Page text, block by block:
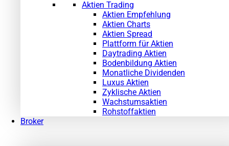
Aktien Trading
Aktien Empfehlung
Aktien Charts
Aktien Spread
Plattform für Aktien
Daytrading Aktien
Bodenbildung Aktien
Monatliche Dividenden
Luxus Aktien
Zyklische Aktien
Wachstumsaktien
Rohstoffaktien
Broker